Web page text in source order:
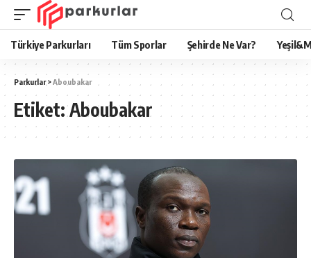
Türkiye Parkurları Tüm Sporlar Şehirde Ne Var?
Parkurlar>Aboubakar
Etiket:Aboubakar